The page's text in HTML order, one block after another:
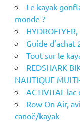
Le kayak
monde ?
Guide
Tout sur le
REDSHARK
NAUTIQUE
ACTIVITAL
Row On Air,
canoë/kayak